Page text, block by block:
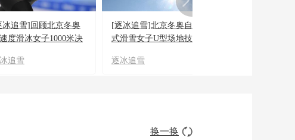
冰追雪]回顾北京冬奥
度滑冰女子1000米决
追雪
[逐冰追雪]北京冬奥自由
式滑雪女子U型场地技巧
逐冰追雪
换一换